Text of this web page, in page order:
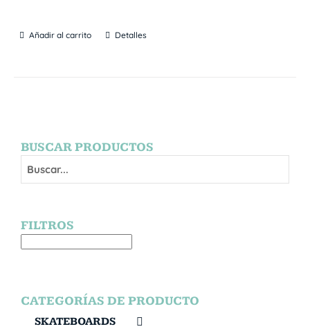
Añadir al carrito Detalles
BUSCAR PRODUCTOS
FILTROS
CATEGORÍAS DE PRODUCTO
SKATEBOARDS